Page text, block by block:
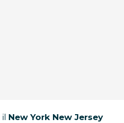
New York New Jersey